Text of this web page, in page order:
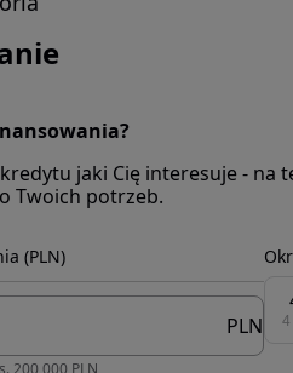
jaki Cię interesuje - na
Twoich potrzeb.
(PLN)
PLN
200 000 PLN
4